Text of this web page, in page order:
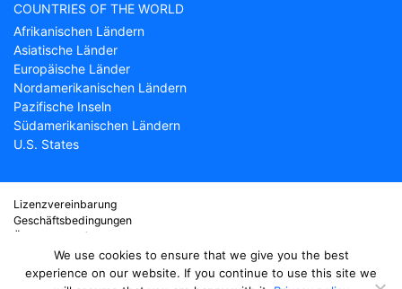
COUNTRIES OF THE WORLD
Afrikanischen Ländern
Asiatische Länder
Europäische Länder
Nordamerikanischen Ländern
Pazifische Inseln
Südamerikanischen Ländern
U.S. States
Lizenzvereinbarung
Geschäftsbedingungen
Über Countryflags.com
Haftungsausschluss
Datenschutzerklärung
We use cookies to ensure that we give you the best
experience on our website. If you continue to use this site we